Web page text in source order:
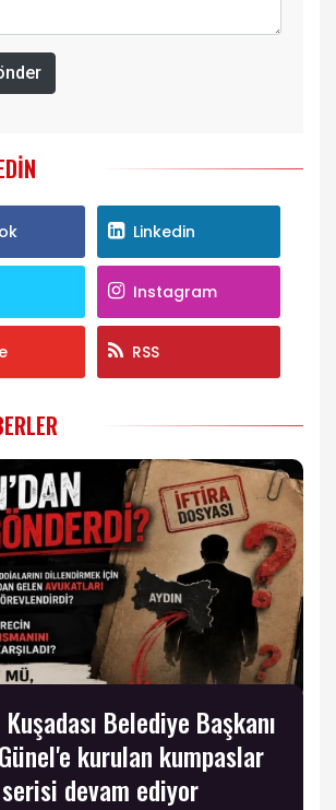
Linkedin
Instagram
RSS
Belediye Başkanı
kurulan kumpaslar
serisi devam ediyor